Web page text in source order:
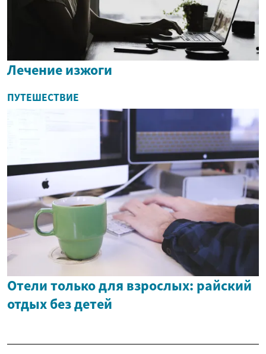
Лечение изжоги
ПУТЕШЕСТВИЕ
Отели только для взрослых: райский
отдых без детей